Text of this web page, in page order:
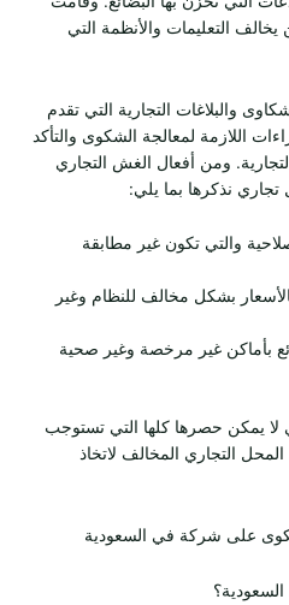
التعليمات والأنظمة التي
والبلاغات التجارية التي تقدم
اللازمة لمعالجة الشكوى والتأكد
ومن أفعال الغش التجاري
نذكرها بما يلي:
والتي تكون غير مطابقة
بشكل مخالف للنظام وغير
بأماكن غير مرخصة وغير صحية
لا يمكن حصرها كلها التي تستوجب
التجاري المخالف لاتخاذ
على شركة في السعودية